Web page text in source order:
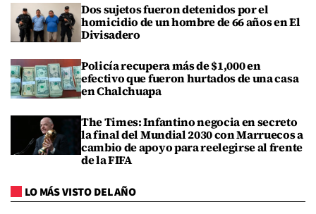
Dos sujetos fueron detenidos por el
homicidio de un hombre de 66 años en El
Divisadero
Policía recupera más de $1,000 en
efectivo que fueron hurtados de una casa
en Chalchuapa
The Times: Infantino negocia en secreto
la final del Mundial 2030 con Marruecos a
cambio de apoyo para reelegirse al frente
de la FIFA
LO MÁS VISTO DEL AÑO